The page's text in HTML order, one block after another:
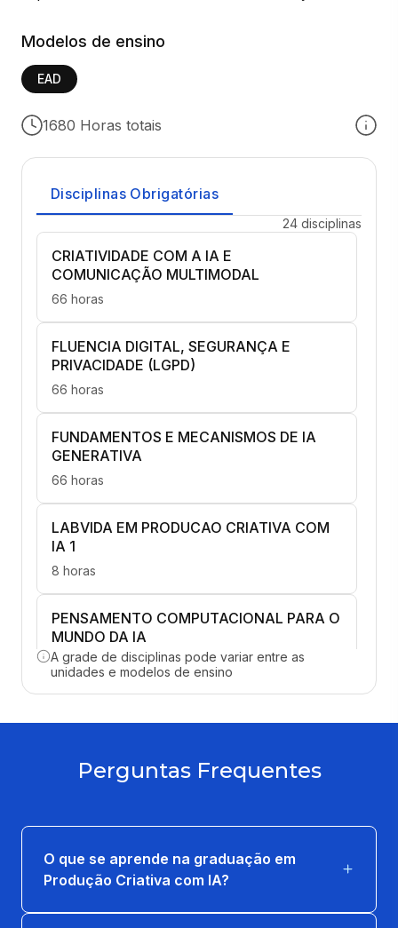
Modelos de ensino
EAD
1680 Horas totais
Disciplinas Obrigatórias
24 disciplinas
CRIATIVIDADE COM A IA E
COMUNICAÇÃO MULTIMODAL
66 horas
FLUENCIA DIGITAL, SEGURANÇA E
PRIVACIDADE (LGPD)
66 horas
FUNDAMENTOS E MECANISMOS DE IA
GENERATIVA
66 horas
LABVIDA EM PRODUCAO CRIATIVA COM
IA 1
8 horas
PENSAMENTO COMPUTACIONAL PARA O
MUNDO DA IA
66 horas
PESSOAL COM A IA
66 horas
ESTUDIO DE IMAGEM E DESIGN COM IA
A grade de disciplinas pode variar entre as
unidades e modelos de ensino
Perguntas Frequentes
O que se aprende na graduação em
Produção Criativa com IA?